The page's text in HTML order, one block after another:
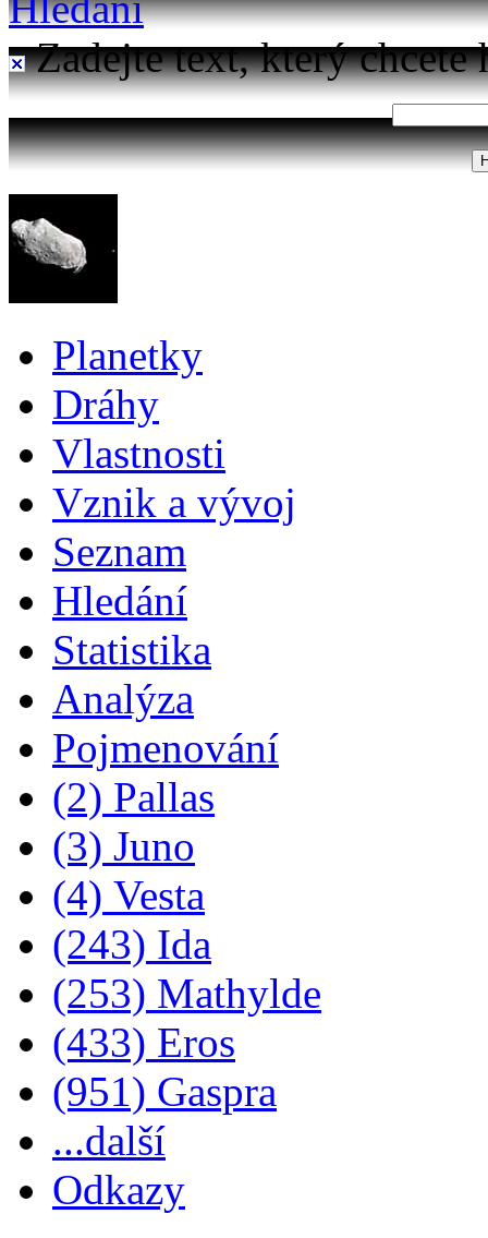
Zadejte text, který chcete
Planetky
Dráhy
Vlastnosti
Vznik a vývoj
Seznam
Hledání
Statistika
Analýza
Pojmenování
(2) Pallas
(3) Juno
(4) Vesta
(243) Ida
(253) Mathylde
(433) Eros
(951) Gaspra
...další
Odkazy